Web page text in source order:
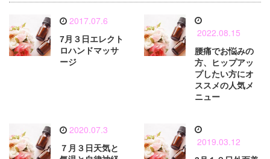
2017.07.6
7月３日エレクト
ロハンドマッサ
ージ
2022.08.15
腰痛でお悩みの
方、ヒップアッ
プしたい方にオ
ススメの人気メ
ニュー
2020.07.3
７月３日天気と
2019.03.12